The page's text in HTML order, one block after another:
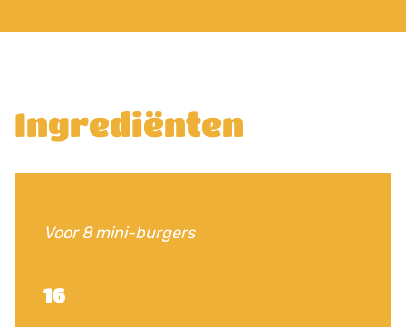
Ingrediënten
Voor 8 mini-burgers
16